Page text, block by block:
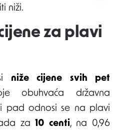
niži.
za plavi
niže cijene svih pet
obuhvaća državna
pad odnosi se na plavi
za 10 centi, na 0,96